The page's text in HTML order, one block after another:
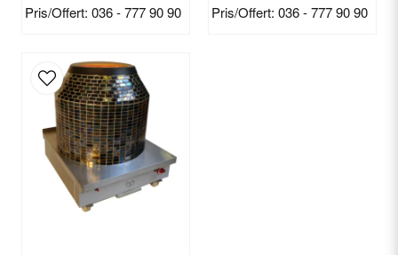
Pris/Offert: 036 - 777 90 90 Pris/Offert: 036 - 777 90 90